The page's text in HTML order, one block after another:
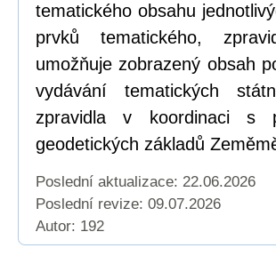
tematického obsahu
prvků tematického,
umožňuje zobrazený obsah
vydávání tematických
zpravidla v koordinaci s
geodetických základů
Poslední aktualizace: 22.06.2026
Poslední revize: 09.07.2026
Autor: 192